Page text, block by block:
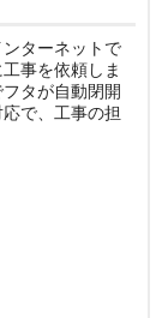
ンターネットで
事を依頼しま
タが自動閉開
で、工事の担